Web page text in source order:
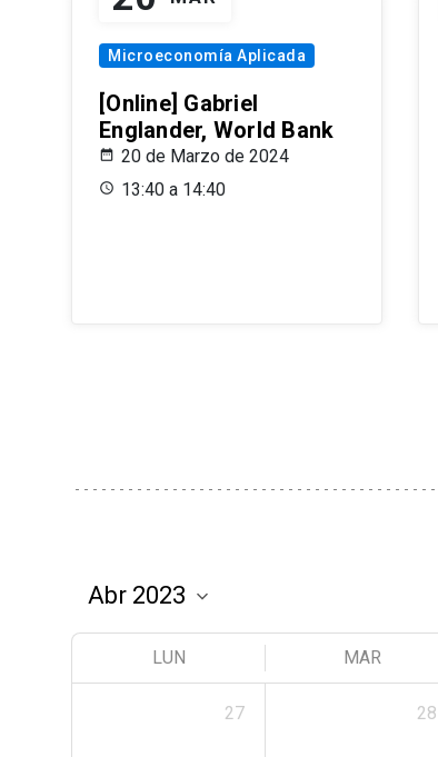
Microeconomía Aplicada
[Online] Gabriel
Englander, World Bank
20 de Marzo de 2024
13:40 a 14:40
LUN MAR
27 28